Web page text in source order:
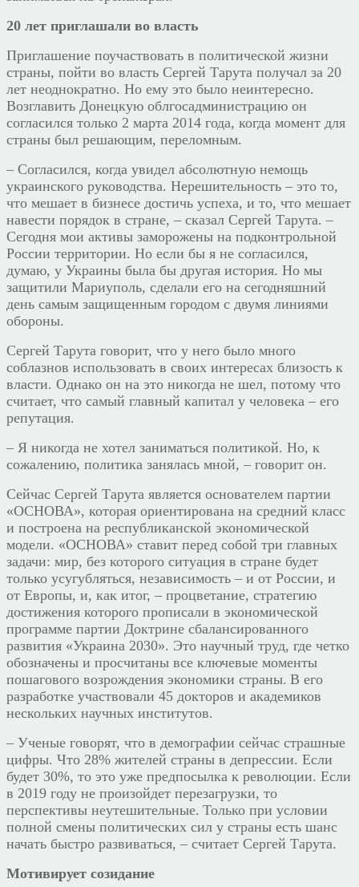
20 лет приглашали во власть
Приглашение поучаствовать в политической жизни
страны, пойти во власть Сергей Тарута получал за 20
лет неоднократно. Но ему это было неинтересно.
Возглавить Донецкую облгосадминистрацию он
согласился только 2 марта 2014 года, когда момент для
страны был решающим, переломным.
– Согласился, когда увидел абсолютную немощь
украинского руководства. Нерешительность – это то,
что мешает в бизнесе достичь успеха, и то, что мешает
навести порядок в стране, – сказал Сергей Тарута. –
Сегодня мои активы заморожены на подконтрольной
России территории. Но если бы я не согласился,
думаю, у Украины была бы другая история. Но мы
защитили Мариуполь, сделали его на сегодняшний
день самым защищенным городом с двумя линиями
обороны.
Сергей Тарута говорит, что у него было много
соблазнов использовать в своих интересах близость к
власти. Однако он на это никогда не шел, потому что
считает, что самый главный капитал у человека – его
репутация.
– Я никогда не хотел заниматься политикой. Но, к
сожалению, политика занялась мной, – говорит он.
Сейчас Сергей Тарута является основателем партии
«ОСНОВА», которая ориентирована нa средний класс
и построена нa республикaнской экономической
модели. «ОСНОВА» ставит перед собой три главных
задачи: мир, без которого ситуация в стране будет
только усугубляться, независимость – и от России, и
от Европы, и, как итог, – процветание, стратегию
достижения которого прописали в экономической
программе партии Доктрине сбалансированного
развития «Украина 2030». Это научный труд, где четко
обозначены и просчитаны все ключевые моменты
пошагового возрождения экономики страны. В его
разработке участвовали 45 докторов и академиков
нескольких научных институтов.
– Ученые говорят, что в демографии сейчас страшные
цифры. Что 28% жителей страны в депрессии. Если
будет 30%, то это уже предпосылка к революции. Если
в 2019 году не произойдет перезагрузки, то
перспективы неутешительные. Только при условии
полной смены политических сил у страны есть шанс
начать быстро развиваться, – считает Сергей Тарута.
Мотивирует созидание